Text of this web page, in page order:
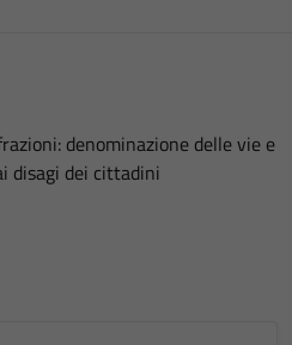
denominazione delle vie e
disagi dei cittadini